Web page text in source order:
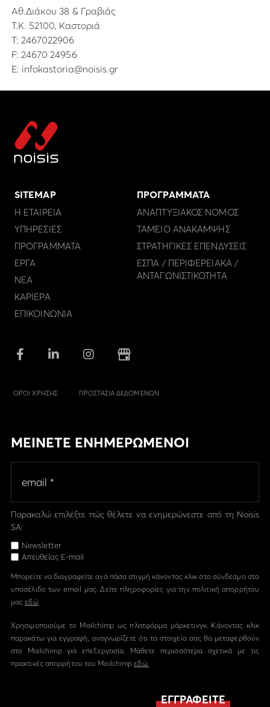
Αθ.Διάκου 38 & Γραβιάς
Τ.Κ. 52100, Καστοριά
Τ: 2467022906
F: 24670 24956
E: infokastoria@noisis.gr
SITEMAP
Η ΕΤΑΙΡΕΙΑ
ΥΠΗΡΕΣΙΕΣ
ΠΡΟΓΡΑΜΜΑΤΑ
ΕΡΓΑ
ΝΕΑ
ΚΑΡΙΕΡΑ
ΕΠΙΚΟΙΝΩΝΙΑ
ΠΡΟΓΡΑΜΜΑΤΑ
ΑΝΑΠΤΥΞΙΑΚΟΣ ΝΟΜΟΣ
ΤΑΜΕΙΟ ΑΝΑΚΑΜΨΗΣ
ΣΤΡΑΤΗΓΙΚΕΣ ΕΠΕΝΔΥΣΕΙΣ
ΕΣΠΑ / ΠΕΡΙΦΕΡΕΙΑΚΑ /
ΑΝΤΑΓΩΝΙΣΤΙΚΟΤΗΤΑ
ΟΡΟΙ ΧΡΗΣΗΣ ΠΡΟΣΤΑΣΙΑ ΔΕΔΟΜΕΝΩΝ
ΜΕΙΝΕΤΕ ΕΝΗΜΕΡΩΜΕΝΟΙ
Παρακαλώ επιλέξτε πώς θέλετε να ενημερώνεστε από τη Noisis
SA:
Newsletter
Απευθείας E-mail
Μπορείτε να διαγραφείτε ανά πάσα στιγμή κάνοντας κλικ στο σύνδεσμο στο
υποσέλιδο των email μας. Δείτε πληροφορίες για την πολιτική απορρήτου
μαςεδώ
Χρησιμοποιούμε το Mailchimp ως πλατφόρμα μάρκετινγκ. Κάνοντας κλικ
παρακάτω για εγγραφή, αναγνωρίζετε ότι τα στοιχεία σας θα μεταφερθούν
στο Mailchimp για επεξεργασία. Μάθετε περισσότερα σχετικά με τις
πρακτικές απορρήτου του Mailchimpεδώ.